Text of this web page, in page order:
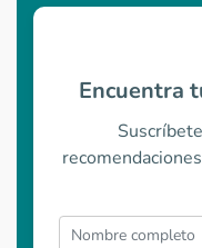
Encuentra